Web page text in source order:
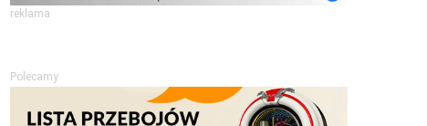
reklama
Polecamy